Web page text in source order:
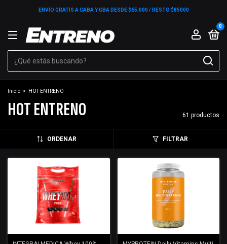
ENVÍO GRATIS A CABA Y GBA DESDE $65.000 / RESTO $85000
0
Inicio > HOT ENTRENO
HOT ENTRENO 61 productos
ORDENAR FILTRAR